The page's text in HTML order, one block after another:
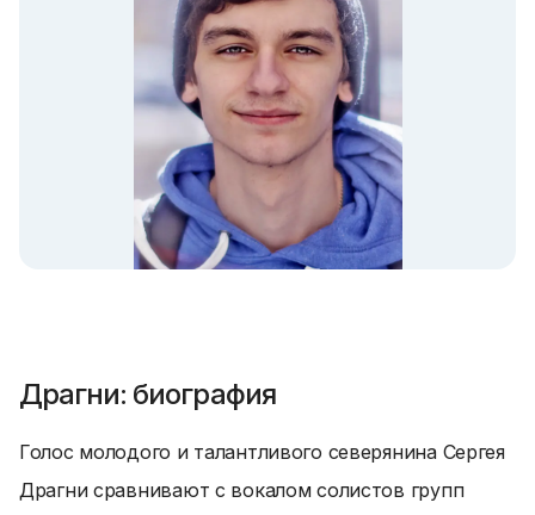
Драгни: биография
Голос молодого и талантливого северянина Сергея
Драгни сравнивают с вокалом солистов групп